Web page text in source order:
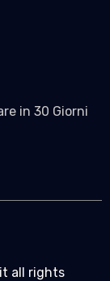
in 30 Giorni
all rights